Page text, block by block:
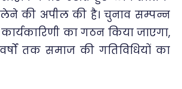
लेने की अपील की है। चुनाव सम्पन्न
का गठन किया जाएगा,
तक समाज की गतिविधियों का